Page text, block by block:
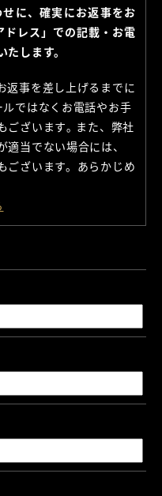
に、確実にお返事をお
レス」での記載・お電
します。
返事を差し上げるまでに
ではなくお電話やお手
ございます｡ また、弊社
当でない場合には、
ございます。あらかじめ